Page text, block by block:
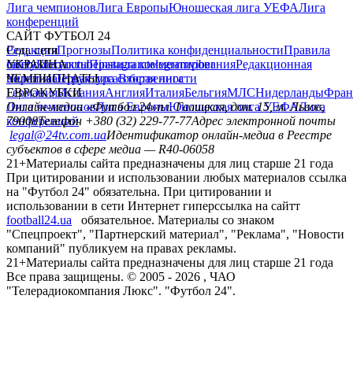
Лига чемпионовЛига ЕвропыЮношеская лига УЕФАЛига
конференций
САЙТ ФУТБОЛ 24
РедакцияПрогнозыПолитика конфиденциальностиПравила
сайтуКонтактыПравила комментированияРедакционная
политикаСтруктура собственности
Соц. сети
facebookxyoutubeinstagramtelegramviber
УКРАИНА
УкраинаПервая лигаВторая лига
ЧЕМПИОНАТЫ
ГерманияИспанияАнглияИталияБельгияМЛСНидерланды
ЕВРОКУБКИ
Лига чемпионовЛига ЕвропыЮношеская лига УЕФАЛига
конференций
Онлайн-медиа «Футбол 24»пл. Галицкая, дом. 15, м. Львов,
79008Телефон +380 (32) 229-77-77Адрес электронной почты
legal@24tv.com.uaИдентификатор онлайн-медиа в Реестре
субъектов в сфере медиа — R40-06058
21+Материалы сайта предназначены для лиц старше 21 года
При цитировании и использовании любых материалов ссылка
на "Футбол 24" обязательна. При цитировании и
использовании в сети Интернет гиперссылка на сайтт
football24.ua
обязательное. Материалы со знаком
"Спецпроект", "Партнерский материал", "Реклама", "Новости
компаний" публикуем на правах рекламы.
21+Материалы сайта предназначены для лиц старше 21 года
Все права защищены. © 2005 - 2026 , ЧАО
"Телерадиокомпания Люкс". "Футбол 24".